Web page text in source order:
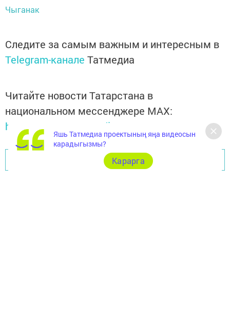
Чыганак
Следите за самым важным и интересным в
Telegram-канале Татмедиа
Читайте новости Татарстана в
национальном мессенджере MАХ:
https://max.ru/tatmedia
Перейти на страницу новости
Яшь Татмедиа проектының яңа видеосын
карадыгызмы?
Карарга